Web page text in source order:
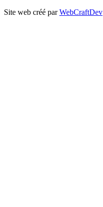
Site web créé parWebCraftDev